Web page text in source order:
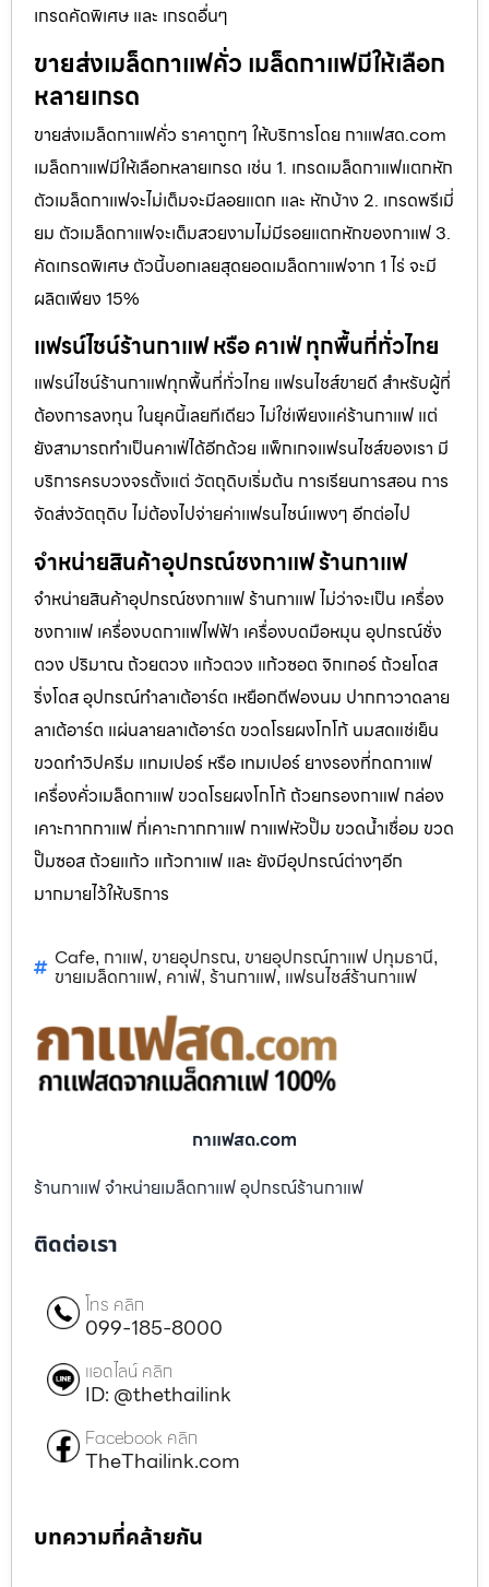
เกรดคัดพิเศษ และ เกรดอื่นๆ
ขายส่งเมล็ดกาแฟคั่ว เมล็ดกาแฟมีให้เลือก
หลายเกรด
ขายส่งเมล็ดกาแฟคั่ว ราคาถูกๆ ให้บริการโดย กาแฟสด.com
เมล็ดกาแฟมีให้เลือกหลายเกรด เช่น 1. เกรดเมล็ดกาแฟแตกหัก
ตัวเมล็ดกาแฟจะไม่เต็มจะมีลอยแตก และ หักบ้าง 2. เกรดพรีเมี่
ยม ตัวเมล็ดกาแฟจะเต็มสวยงามไม่มีรอยแตกหักของกาแฟ 3.
คัดเกรดพิเศษ ตัวนี้บอกเลยสุดยอดเมล็ดกาแฟจาก 1 ไร่ จะมี
ผลิตเพียง 15%
แฟรน์ไชน์ร้านกาแฟ หรือ คาเฟ่ ทุกพื้นที่ทั่วไทย
แฟรน์ไชน์ร้านกาแฟทุกพื้นที่ทั่วไทย แฟรนไชส์ขายดี สำหรับผู้ที่
ต้องการลงทุน ในยุคนี้เลยทีเดียว ไม่ใช่เพียงแค่ร้านกาแฟ แต่
ยังสามารถทำเป็นคาเฟ่ได้อีกด้วย แพ็กเกจแฟรนไชส์ของเรา มี
บริการครบวงจรตั้งแต่ วัตถุดิบเริ่มต้น การเรียนการสอน การ
จัดส่งวัตถุดิบ ไม่ต้องไปจ่ายค่าเเฟรนไชน์แพงๆ อีกต่อไป
จำหน่ายสินค้าอุปกรณ์ชงกาแฟ ร้านกาแฟ
จำหน่ายสินค้าอุปกรณ์ชงกาแฟ ร้านกาแฟ ไม่ว่าจะเป็น เครื่อง
ชงกาแฟ เครื่องบดกาแฟไฟฟ้า เครื่องบดมือหมุน อุปกรณ์ชั่ง
ตวง ปริมาณ ถ้วยตวง แก้วตวง แก้วซอต จิกเกอร์ ถ้วยโดส
ริ่งโดส อุปกรณ์ทำลาเต้อาร์ต เหยือกตีฟองนม ปากกาวาดลาย
ลาเต้อาร์ต แผ่นลายลาเต้อาร์ต ขวดโรยผงโกโก้ นมสดแช่เย็น
ขวดทำวิปครีม แทมเปอร์ หรือ เทมเปอร์ ยางรองที่กดกาแฟ
เครื่องคั่วเมล็ดกาแฟ ขวดโรยผงโกโก้ ถ้วยกรองกาแฟ กล่อง
เคาะกากกาแฟ ที่เคาะกากกาแฟ กาแฟหัวปั๊ม ขวดน้ำเชื่อม ขวด
ปั๊มซอส ถ้วยแก้ว แก้วกาแฟ และ ยังมีอุปกรณ์ต่างๆอีก
มากมายไว้ให้บริการ
Cafe, กาแฟ, ขายอุปกรณ, ขายอุปกรณ์กาแฟ ปทุมธานี,
ขายเมล็ดกาแฟ, คาเฟ่, ร้านกาแฟ, แฟรนไชส์ร้านกาแฟ
กาแฟสด.com
ร้านกาแฟ จำหน่ายเมล็ดกาแฟ อุปกรณ์ร้านกาแฟ
ติดต่อเรา
โทร คลิก
099-185-8000
แอดไลน์ คลิก
ID: @thethailink
Facebook คลิก
TheThailink.com
บทความที่คล้ายกัน